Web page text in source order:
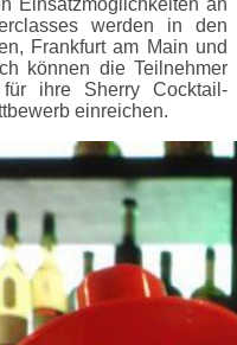
werden in den
Frankfurt am Main und
können die Teilnehmer
ihre Sherry Cocktail-
einreichen.